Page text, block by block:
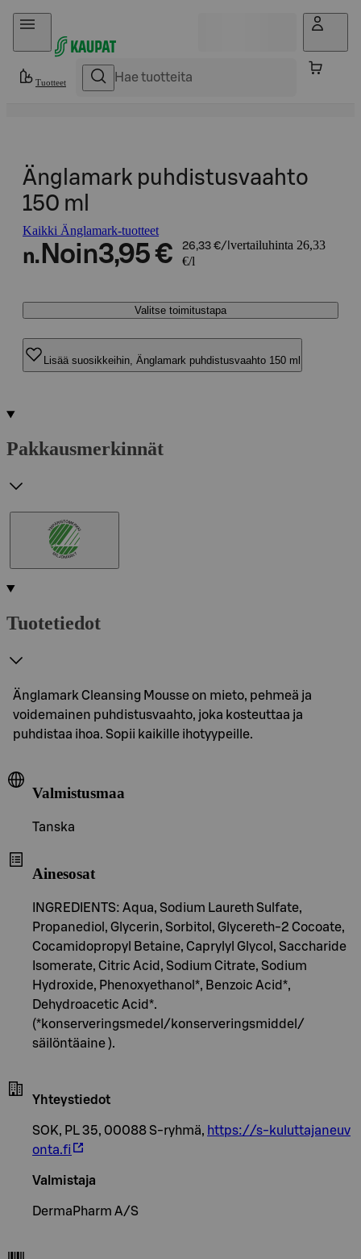
Hyppää sisältöön
Tuotteet
Änglamark puhdistusvaahto
150 ml
Kaikki Änglamark-tuotteet
n. Noin3,95 € 26,33 €/l vertailuhinta 26,33
€/l
Valitse toimitustapa
Lisää suosikkeihin, Änglamark puhdistusvaahto 150 ml
Pakkausmerkinnät
Tuotetiedot
Änglamark Cleansing Mousse on mieto, pehmeä ja
voidemainen puhdistusvaahto, joka kosteuttaa ja
puhdistaa ihoa. Sopii kaikille ihotyypeille.
Valmistusmaa
Tanska
Ainesosat
INGREDIENTS: Aqua, Sodium Laureth Sulfate,
Propanediol, Glycerin, Sorbitol, Glycereth-2 Cocoate,
Cocamidopropyl Betaine, Caprylyl Glycol, Saccharide
Isomerate, Citric Acid, Sodium Citrate, Sodium
Hydroxide, Phenoxyethanol*, Benzoic Acid*,
Dehydroacetic Acid*.
(*konserveringsmedel/konserveringsmiddel/
säilöntäaine ).
Yhteystiedot
SOK, PL 35, 00088 S-ryhmä, https://s-kuluttajaneuv
onta.fi
Valmistaja
DermaPharm A/S